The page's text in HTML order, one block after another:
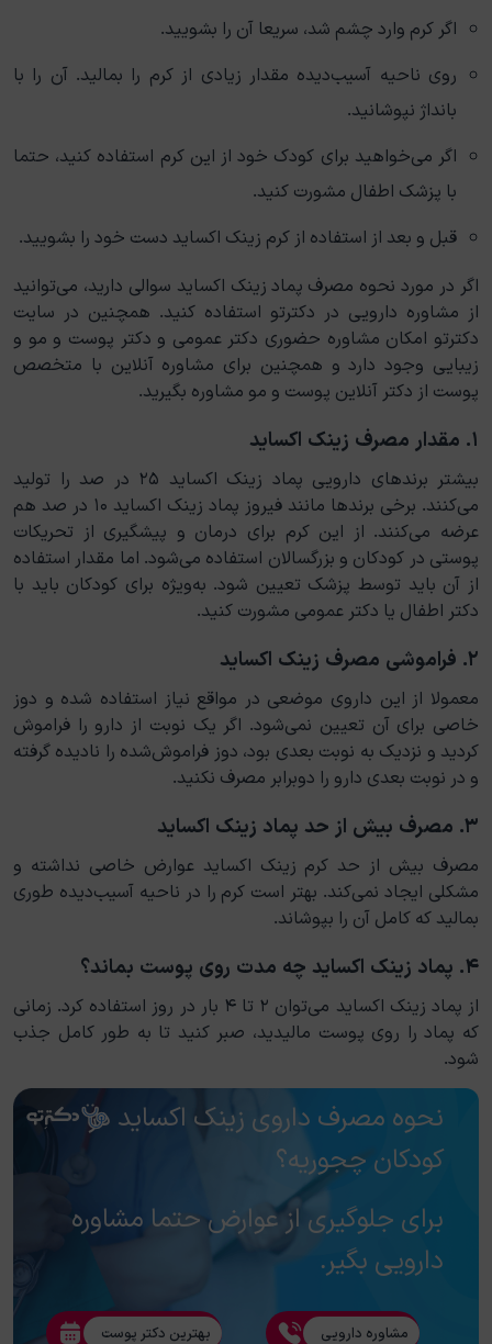
اگر کرم وارد چشم شد، سریعا آن را بشویید.
روی ناحیه آسیب‌دیده مقدار زیادی از کرم را بمالید. آن را با
بانداژ نپوشانید.
اگر می‌خواهید برای کودک خود از این کرم استفاده کنید، حتما
با پزشک اطفال مشورت کنید.
قبل و بعد از استفاده از کرم زینک اکساید دست خود را بشویید.
اگر در مورد نحوه مصرف پماد زینک اکساید سوالی دارید، می‌توانید
از مشاوره دارویی در دکترتو استفاده کنید. همچنین در سایت
دکترتو امکان مشاوره حضوری دکتر عمومی و دکتر پوست و مو و
زیبایی وجود دارد و همچنین برای مشاوره آنلاین با متخصص
پوست از دکتر آنلاین پوست و مو مشاوره بگیرید.
۱. مقدار مصرف زینک اکساید
بیشتر برندهای دارویی پماد زینک اکساید ۲۵ در صد را تولید
می‌کنند. برخی برندها مانند فیروز پماد زینک اکساید ۱۰ در صد هم
عرضه می‌کنند. از این کرم برای درمان و پیشگیری از تحریکات
پوستی در کودکان و بزرگسالان استفاده می‌شود. اما مقدار استفاده
از آن باید توسط پزشک تعیین شود. به‌ویژه برای کودکان باید با
دکتر اطفال یا دکتر عمومی مشورت کنید.
۲. فراموشی مصرف زینک اکساید
معمولا از این داروی موضعی در مواقع نیاز استفاده شده و دوز
خاصی برای آن تعیین نمی‌شود. اگر یک نوبت از دارو را فراموش
کردید و نزدیک به نوبت بعدی بود، دوز فراموش‌شده را نادیده گرفته
و در نوبت بعدی دارو را دوبرابر مصرف نکنید.
۳. مصرف بیش از حد پماد زینک اکساید
مصرف بیش از حد کرم زینک اکساید عوارض خاصی نداشته و
مشکلی ایجاد نمی‌کند. بهتر است کرم را در ناحیه آسیب‌دیده طوری
بمالید که کامل آن را بپوشاند.
۴. پماد زینک اکساید چه مدت روی پوست بماند؟
از پماد زینک اکساید می‌توان ۲ تا ۴ بار در روز استفاده کرد. زمانی
که پماد را روی پوست مالیدید، صبر کنید تا به طور کامل جذب
شود.
نحوه مصرف داروی زینک اکساید در
کودکان چجوریه؟
برای جلوگیری از عوارض حتما مشاوره
دارویی بگیر.
مشاوره دارویی بهترین دکتر پوست